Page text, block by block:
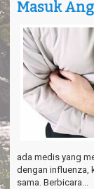
Masuk
ada medis yang
dengan influenza,
sama. Berbicara...